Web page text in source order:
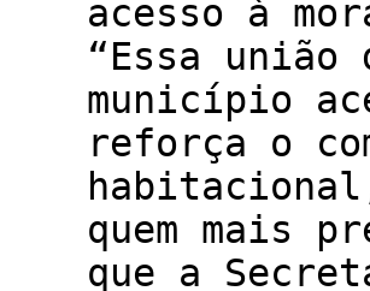
acesso à
“Essa
município
reforça o
quem mais
que a